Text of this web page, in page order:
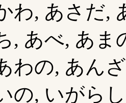
わ, あさだ,
, あべ, あ
わの, あん
の, いがら